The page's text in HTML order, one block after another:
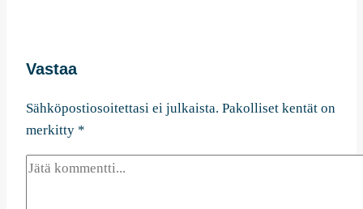
Vastaa
Sähköpostiosoitettasi ei julkaista. Pakolliset kentät on
merkitty *